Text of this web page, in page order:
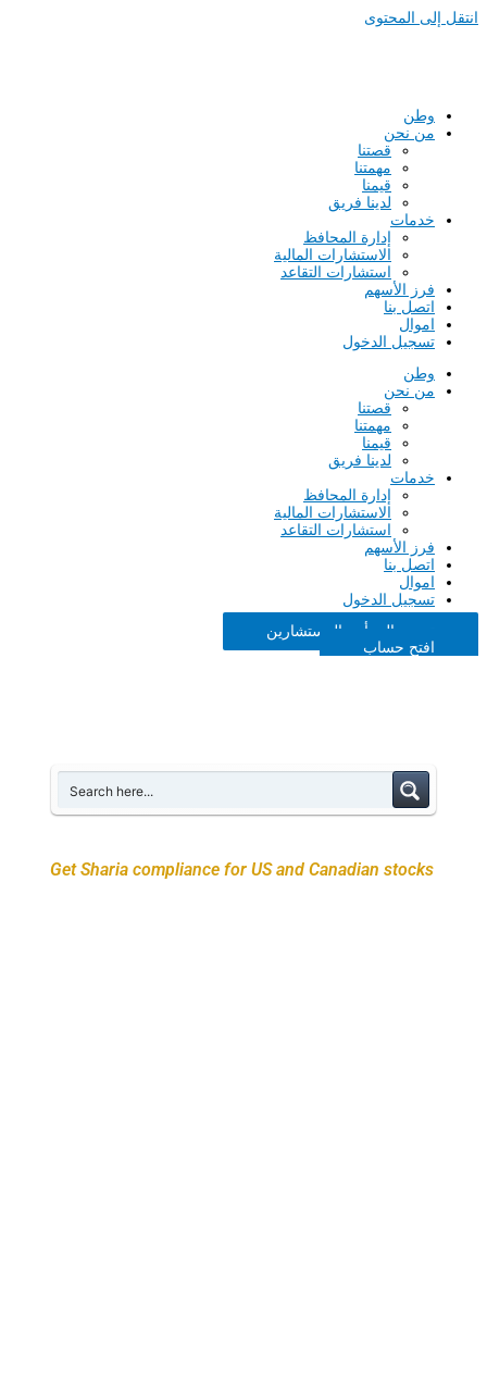
انتقل إلى المحتوى
وطن
من نحن
قصتنا
مهمتنا
قيمنا
لدينا فريق
خدمات
إدارة المحافظ
الاستشارات المالية
استشارات التقاعد
فرز الأسهم
اتصل بنا
اموال
تسجيل الدخول
وطن
من نحن
قصتنا
مهمتنا
قيمنا
لدينا فريق
خدمات
إدارة المحافظ
الاستشارات المالية
استشارات التقاعد
فرز الأسهم
اتصل بنا
اموال
تسجيل الدخول
تحدث إلى أحد المستشارين
افتح حساب